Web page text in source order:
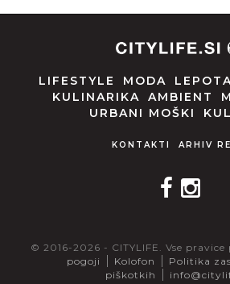
LIFESTYLE MODA
KULINARIKA
AMBIENT
URBANI MOŠKI
KONTAKTI ARHIV
© 2016-2026 - CITYLIFE. Vse pravice
pogoji
Kolofon Politika
piškotkih